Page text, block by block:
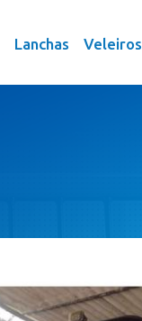
Lanchas Veleiros